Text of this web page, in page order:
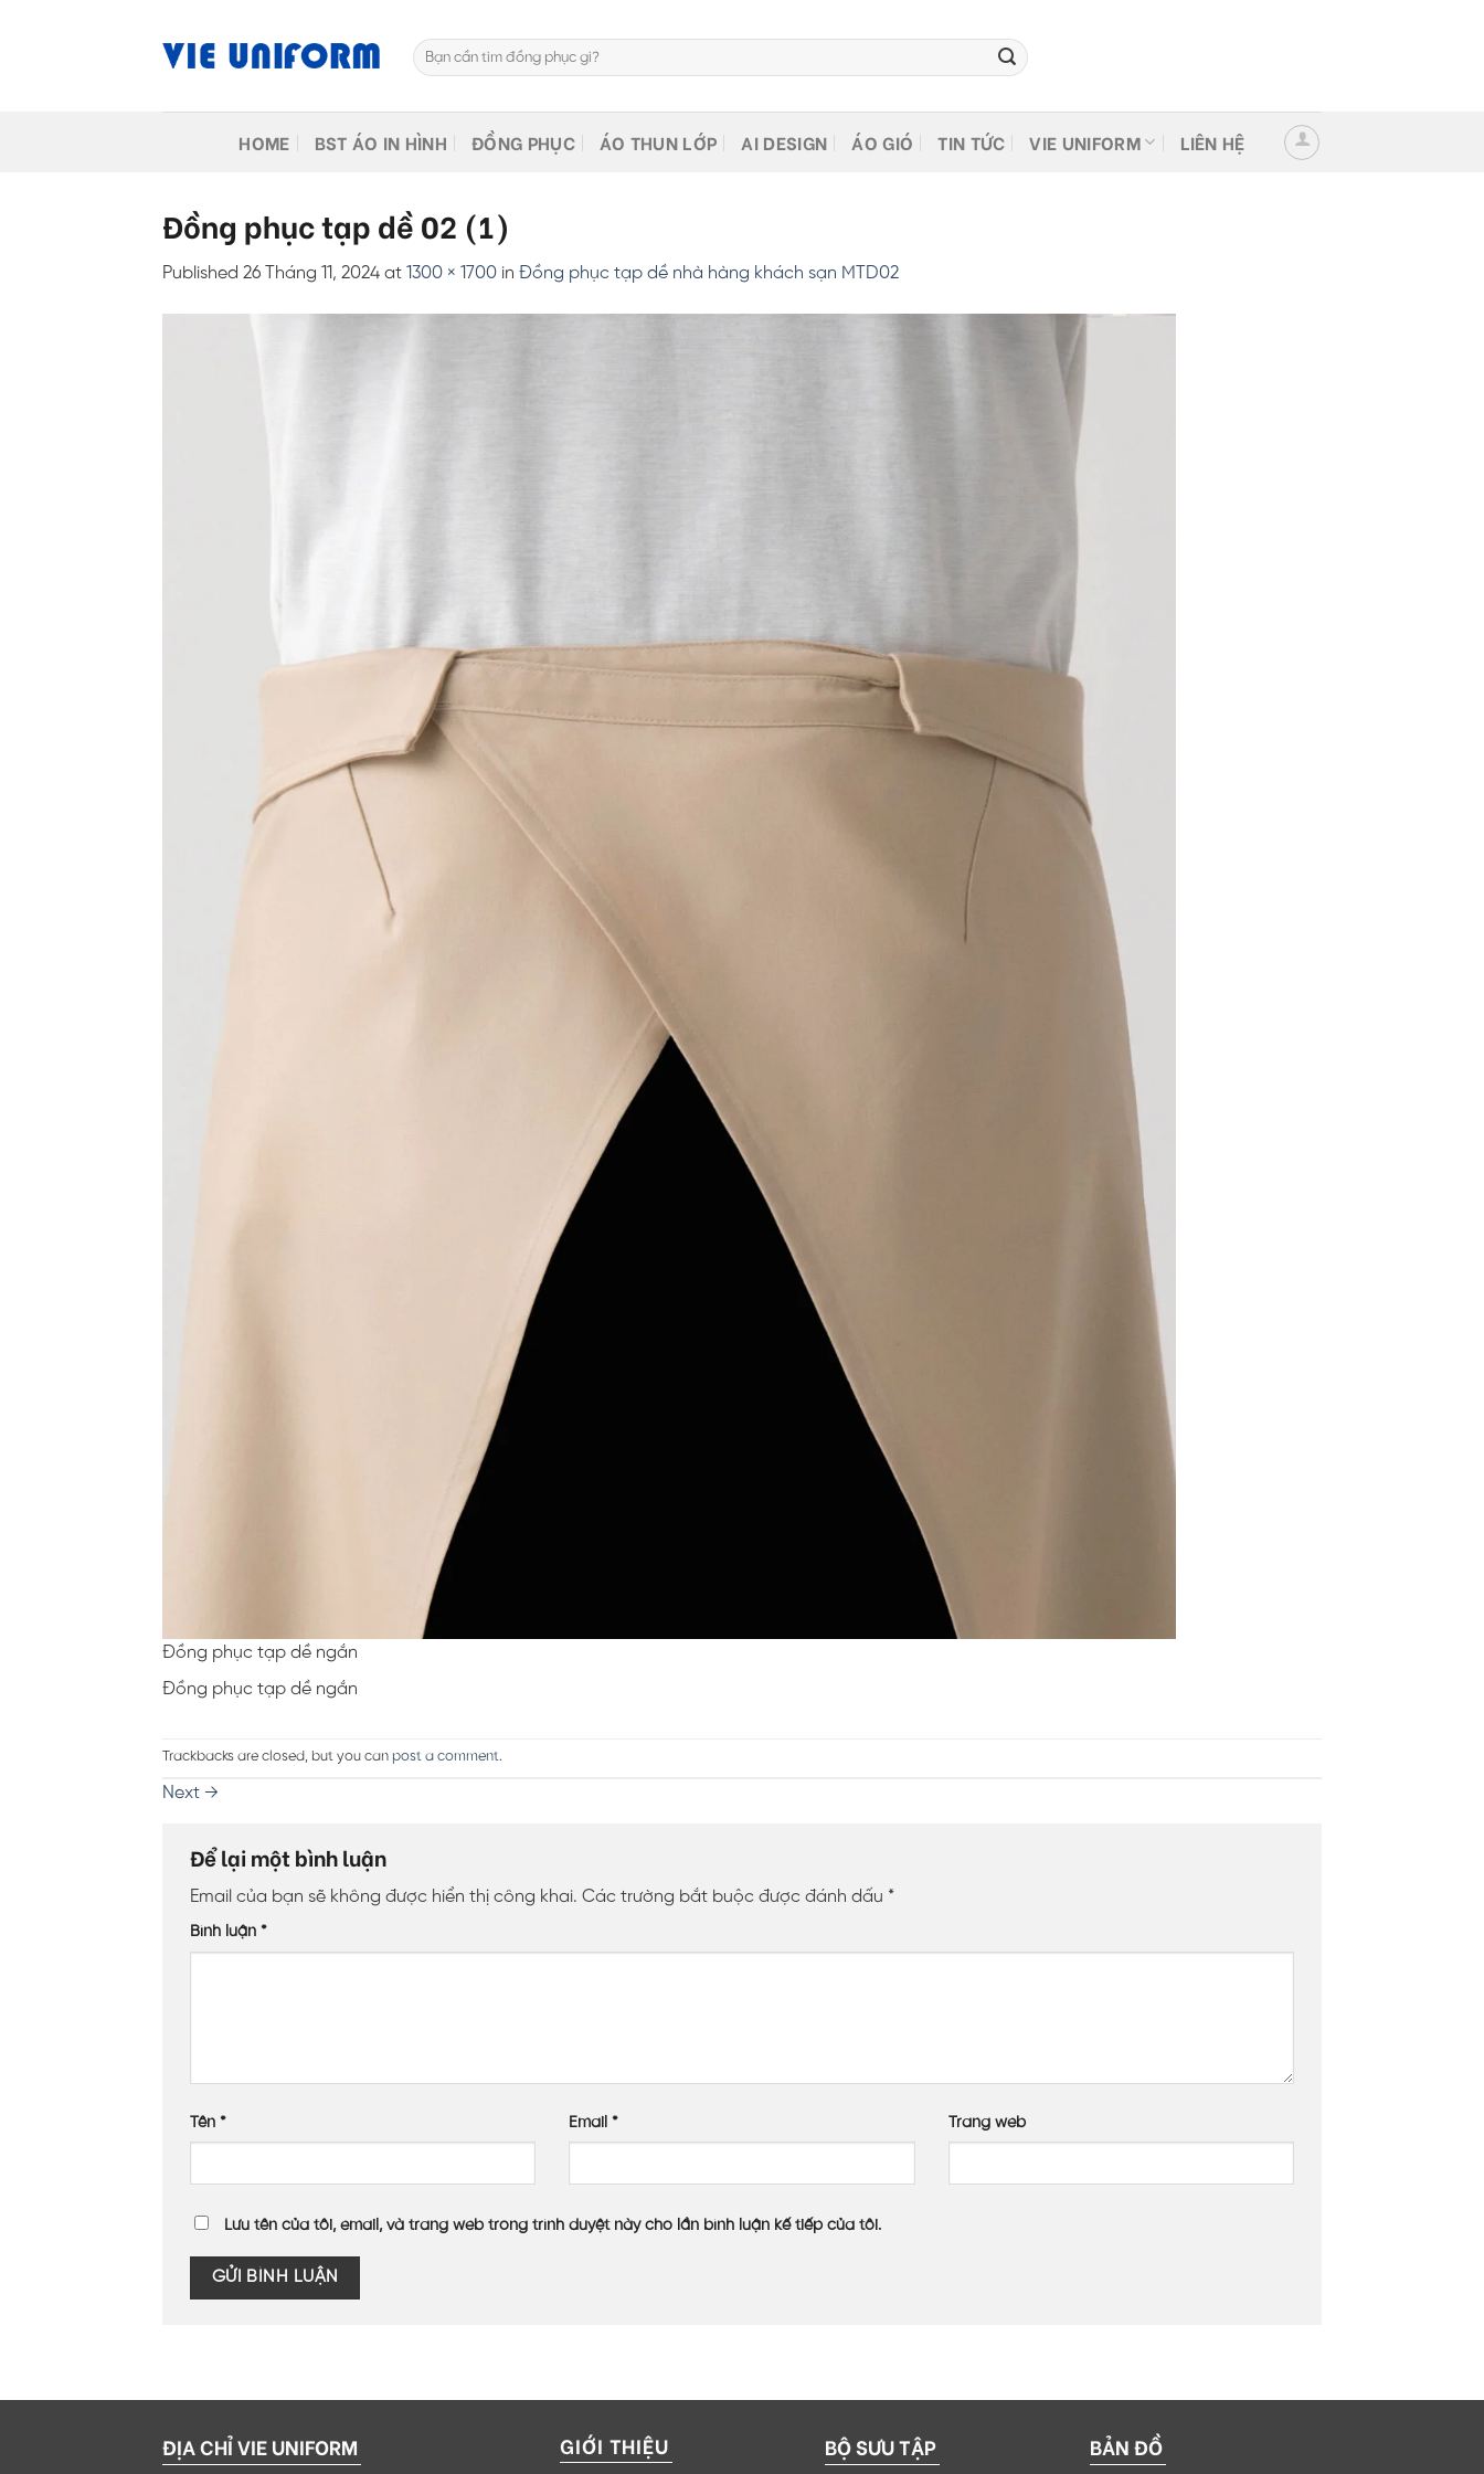
Tìm
kiếm:
HOME BST ÁO IN HÌNH ĐỒNG PHỤC ÁO THUN LỚP AI DESIGN ÁO GIÓ TIN TỨC VIE UNIFORM LIÊN HỆ
Đồng phục tạp dề 02 (1)
Published 26 Tháng 11, 2024 at 1300 × 1700 in Đồng phục tạp dề nhà hàng khách sạn MTD02
Đồng phục tạp dề ngắn
Đồng phục tạp dề ngắn
Trackbacks are closed, but you can post a comment.
Next →
Để lại một bình luận
Email của bạn sẽ không được hiển thị công khai. Các trường bắt buộc được đánh dấu *
Bình luận *
Tên * Email* Trang web
Lưu tên của tôi, email, và trang web trong trình duyệt này cho lần bình luận kế tiếp của tôi.
ĐỊA CHỈ VIE UNIFORM GIỚI THIỆU BỘ SƯU TẬP BẢN ĐỒ